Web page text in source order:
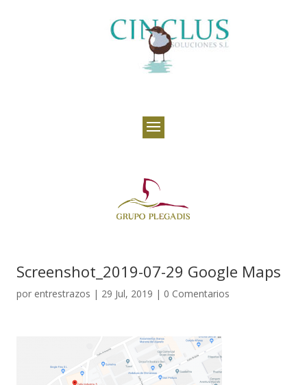
Screenshot_2019-07-29 Google Maps
por entrestrazos | 29 Jul, 2019 | 0 Comentarios